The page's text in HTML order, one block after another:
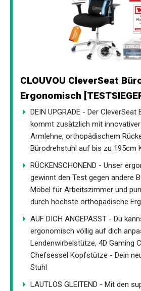
CLOUVOU CleverSeat
Ergonomisch
DEIN UPGRADE - Der
kommt zusätzlich mit innovativer
Armlehne, orthopädischem
Bürodrehstuhl auf bis zu 195cm
RÜCKENSCHONEND - Unser
gewinnt den Test gegen andere
Möbel für Arbeitszimmer und
durch höchste orthopädische
AUF DICH ANGEPASST - Du
ergonomisch völlig auf dich
Lendenwirbelstütze, 4D Gaming
Chefsessel Kopfstütze - Dein
Stuhl
LAUTLOS GLEITEND - Mit den